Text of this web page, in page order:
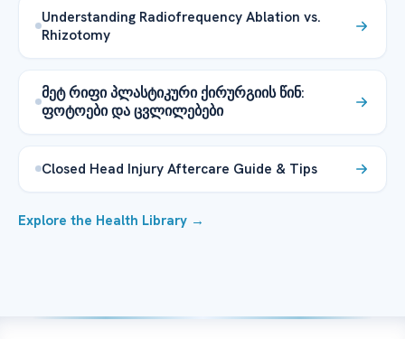
Understanding Radiofrequency Ablation vs.
Rhizotomy
მეტ რიფი პლასტიკური ქირურგიის წინ:
ფოტოები და ცვლილებები
Closed Head Injury Aftercare Guide & Tips
Explore the Health Library →